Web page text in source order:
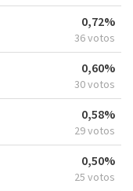
0,72%
36 votos
0,60%
30 votos
0,58%
29 votos
0,50%
25 votos